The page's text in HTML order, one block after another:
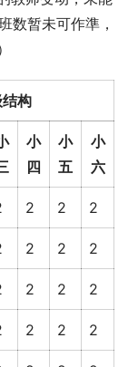
数暂未可作準，
构
小
四
小
五
小
六
2 2 2
2 2 2
2 2 2
2 2 2